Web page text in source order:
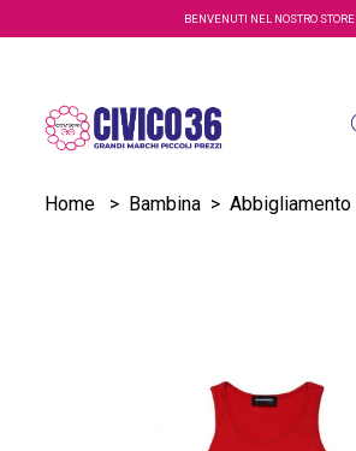
Salta al contenuto principaleBENVENUTI NEL NOSTRO STORE
Home > Bambina > Abbigliamento